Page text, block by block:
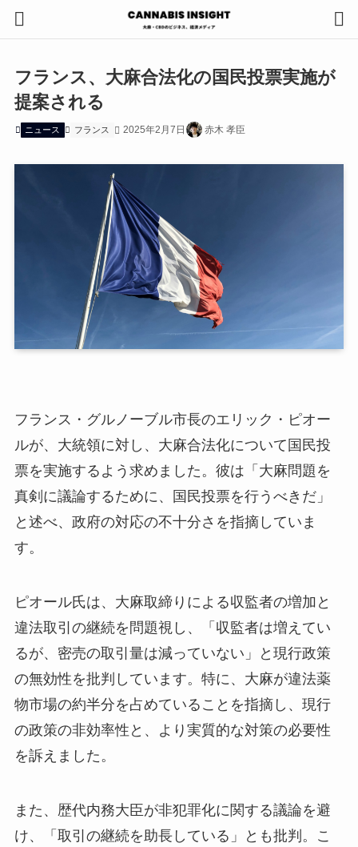
フランス、大麻合法化の国民投票実施が
提案される
ニュース フランス 2025年2月7日 赤木 孝臣
フランス・グルノーブル市長のエリック・ピオー
ルが、大統領に対し、大麻合法化について国民投
票を実施するよう求めました。彼は「大麻問題を
真剣に議論するために、国民投票を行うべきだ」
と述べ、政府の対応の不十分さを指摘していま
す。
ピオール氏は、大麻取締りによる収監者の増加と
違法取引の継続を問題視し、「収監者は増えてい
るが、密売の取引量は減っていない」と現行政策
の無効性を批判しています。特に、大麻が違法薬
物市場の約半分を占めていることを指摘し、現行
の政策の非効率性と、より実質的な対策の必要性
を訴えました。
また、歴代内務大臣が非犯罪化に関する議論を避
け、「取引の継続を助長している」とも批判。こ